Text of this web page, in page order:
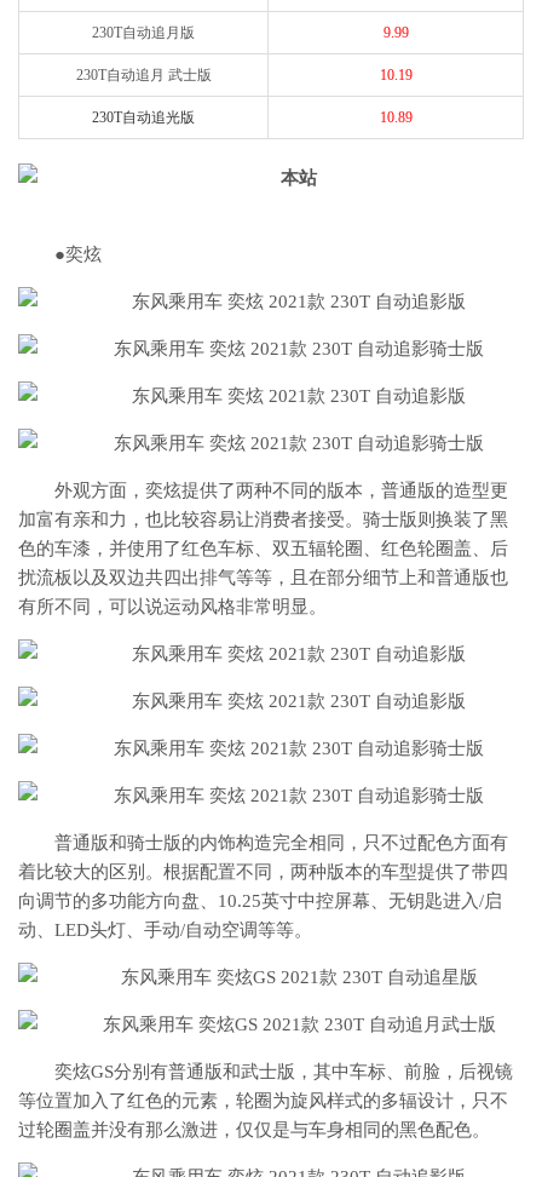
230T自动追月版 9.99
230T自动追月 武士版 10.19
230T自动追光版 10.89
●奕炫
外观方面，奕炫提供了两种不同的版本，普通版的造型更
加富有亲和力，也比较容易让消费者接受。骑士版则换装了黑
色的车漆，并使用了红色车标、双五辐轮圈、红色轮圈盖、后
扰流板以及双边共四出排气等等，且在部分细节上和普通版也
有所不同，可以说运动风格非常明显。
普通版和骑士版的内饰构造完全相同，只不过配色方面有
着比较大的区别。根据配置不同，两种版本的车型提供了带四
向调节的多功能方向盘、10.25英寸中控屏幕、无钥匙进入/启
动、LED头灯、手动/自动空调等等。
奕炫GS分别有普通版和武士版，其中车标、前脸，后视镜
等位置加入了红色的元素，轮圈为旋风样式的多辐设计，只不
过轮圈盖并没有那么激进，仅仅是与车身相同的黑色配色。